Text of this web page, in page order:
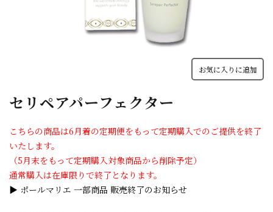
お気に入りに追加
セリペアパーフェクター
こちらの商品は6月着の定期便をもって定期購入でのご提供を終了
いたします。
（5月末をもって定期購入対象商品から削除予定）
通常購入は在庫限りで終了となります。
▶ ポールマリエ 一部商品 販売終了のお知らせ